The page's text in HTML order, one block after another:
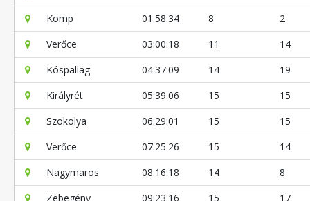
Komp
01:58:34 8
2
Verőce
03:00:18 11
14
Kóspallag
04:37:09 14
19
Királyrét
05:39:06 15
15
Szokolya
06:29:01 15
15
Verőce
07:25:26 15
14
Nagymaros
08:16:18 14
8
Zebegény
09:23:16 15
17